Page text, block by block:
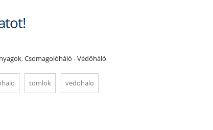
,Csomagolóháló - Védőháló
tomlok vedohalo